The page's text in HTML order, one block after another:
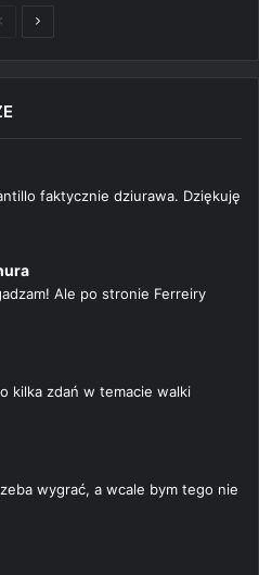
PoprzedniaNastępna
faktycznie dziurawa. Dziękuję
Ale po stronie Ferreiry
kilka zdań w temacie walki
wygrać, a wcale bym tego nie